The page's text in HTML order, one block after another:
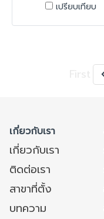
เปรียบเทียบ
เกี่ยวกับเรา
เกี่ยวกับเรา
ติดต่อเรา
สาขาที่ตั้ง
บทความ